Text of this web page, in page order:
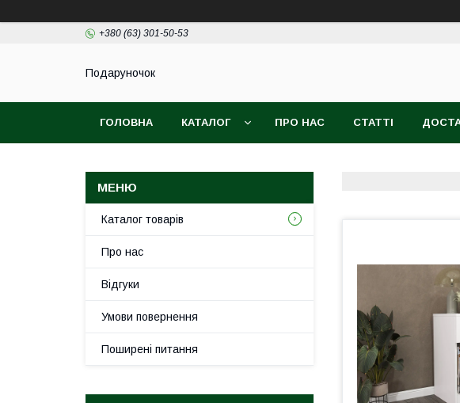
+380 (63) 301-50-53
Подаруночок
ГОЛОВНА КАТАЛОГ ПРО НАС СТАТТІ
Каталог товарів
Про нас
Відгуки
Умови повернення
Поширені питання